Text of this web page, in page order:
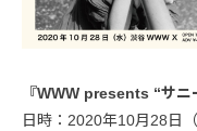
『WWW presents “サニ
日時：2020年10月28日